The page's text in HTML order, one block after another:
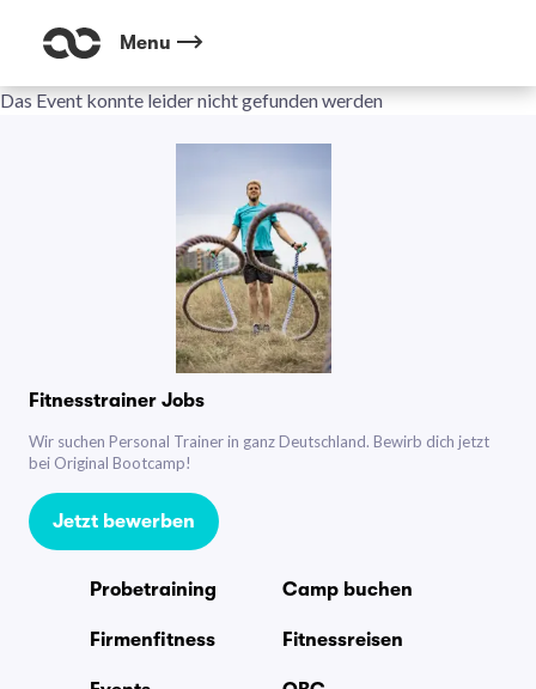
Menu
Das Event konnte leider nicht gefunden werden
Fitnesstrainer Jobs
Wir suchen Personal Trainer in ganz Deutschland. Bewirb dich jetzt
bei Original Bootcamp!
Jetzt bewerben
Probetraining Camp buchen
Firmenfitness Fitnessreisen